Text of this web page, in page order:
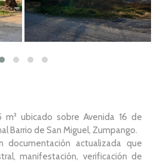
ubicado sobre Avenida 16 de
Barrio de San Miguel, Zumpango.
documentación actualizada que
manifestación, verificación de